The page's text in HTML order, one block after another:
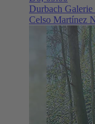
Durbach
Celso Martínez